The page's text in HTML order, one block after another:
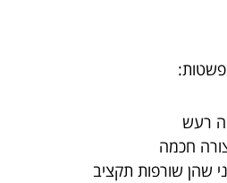
רעש
חכמה
שהן שורפות תקציב